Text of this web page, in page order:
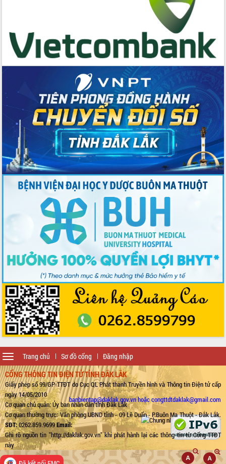
Trang chủ Sơ đồ cổng Đăng nhập
Toggle
navigation
CỔNG THÔNG TIN ĐIỆN TỬ TỈNH ĐẮK LẮK
Giấy phép số 99/GP-TTĐT do Cục QL Phát thanh Truyền hình và Thông tin Điện tử cấp
ngày 14/05/2010
Cơ quan chủ quản: Ủy ban nhân dân tỉnh Đắk Lắk
Cơ quan thường trực: Văn phòng UBND tỉnh - 09 Lê Duẩn - P.Buôn Ma Thuột - Đắk Lắk.
SĐT:0262.859.9699Email:
banbientap@daklak.gov.vn hoặc congttdtdaklak@gmail.com
Ghi rõ nguồn tin "http://daklak.gov.vn" khi phát hành lại các thông tin từ Cổng TTĐT
này